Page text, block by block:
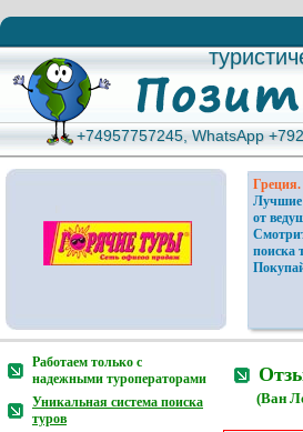
+74957757245, WhatsApp
+74957757245, WhatsApp
Греция.
от
поиска
Работаем только с
надежными туроператорами
Уникальная система поиска
туров
(Ван